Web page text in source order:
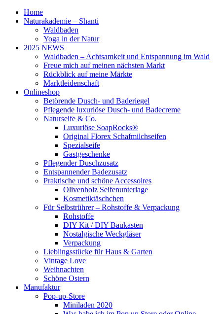
Home
Naturakademie – Shanti
Waldbaden
Yoga in der Natur
2025 NEWS
Waldbaden – Achtsamkeit und Entspannung im Wald
Freue mich auf meinen nächsten Markt
Rückblick auf meine Märkte
Marktleidenschaft
Onlineshop
Betörende Dusch- und Baderiegel
Pflegende luxuriöse Dusch- und Badecreme
Naturseife & Co.
Luxuriöse SoapRocks®
Original Florex Schafmilchseifen
Spezialseife
Gastgeschenke
Pflegender Duschzusatz
Entspannender Badezusatz
Praktische und schöne Accessoires
Olivenholz Seifenunterlage
Kosmetiktäschchen
Für Selbstrührer – Rohstoffe & Verpackung
Rohstoffe
DIY Kit / DIY Baukasten
Nostalgische Weckgläser
Verpackung
Lieblingsstücke für Haus & Garten
Vintage Love
Weihnachten
Schöne Ostern
Manufaktur
Pop-up-Store
Miniladen 2020